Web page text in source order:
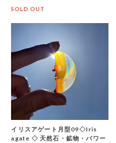
SOLD OUT
イリスアゲート月型09◇Iris
agate ◇ 天然石・鉱物・パワー